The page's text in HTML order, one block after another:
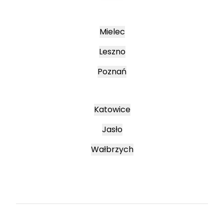
Mielec
Leszno
Poznań
Katowice
Jasło
Wałbrzych